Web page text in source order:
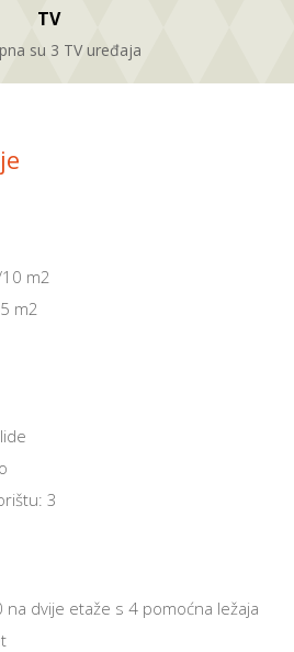
TV
su 3 TV uređaja
m2
m2
3
dvije etaže s 4 pomoćna ležaja